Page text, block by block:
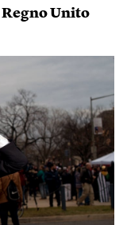
Regno Unito